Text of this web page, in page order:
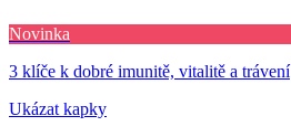
Novinka
3 klíče k dobré imunitě, vitalitě a trávení
Ukázat kapky